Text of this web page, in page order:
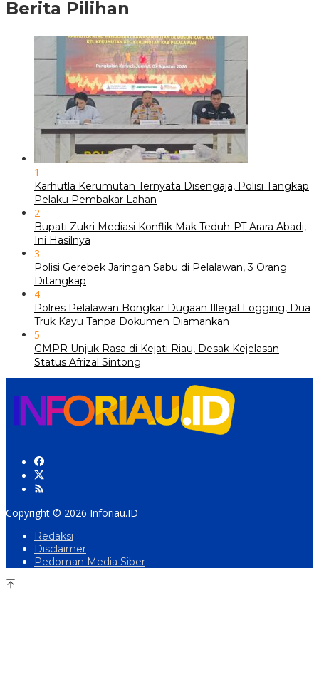
Berita Pilihan
1
Karhutla Kerumutan Ternyata Disengaja, Polisi Tangkap
Pelaku Pembakar Lahan
2
Bupati Zukri Mediasi Konflik Mak Teduh-PT Arara Abadi,
Ini Hasilnya
3
Polisi Gerebek Jaringan Sabu di Pelalawan, 3 Orang
Ditangkap
4
Polres Pelalawan Bongkar Dugaan Illegal Logging, Dua
Truk Kayu Tanpa Dokumen Diamankan
5
GMPR Unjuk Rasa di Kejati Riau, Desak Kejelasan
Status Afrizal Sintong
Copyright © 2026 Inforiau.ID
Redaksi
Disclaimer
Pedoman Media Siber